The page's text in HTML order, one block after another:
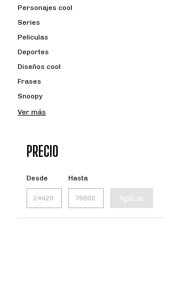
Personajes cool
Series
Peliculas
Deportes
Diseños cool
Frases
Snoopy
Ver más
PRECIO
Desde Hasta
Aplicar